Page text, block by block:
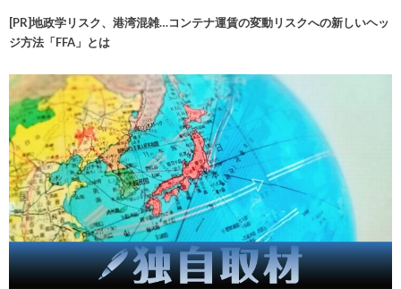
[PR]地政学リスク、港湾混雑…コンテナ運賃の変動リスクへの新しいヘッ
ジ方法「FFA」とは